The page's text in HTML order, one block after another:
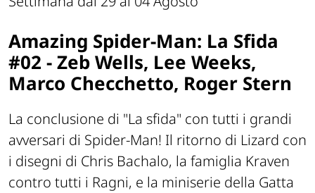
Amazing Spider-Man: La Sfida
#02 - Zeb Wells, Lee Weeks,
Marco Checchetto, Roger Stern
La conclusione di "La sfida" con tutti i grandi
avversari di Spider-Man! Il ritorno di Lizard con
i disegni di Chris Bachalo, la famiglia Kraven
contro tutti i Ragni, e la miniserie della Gatta